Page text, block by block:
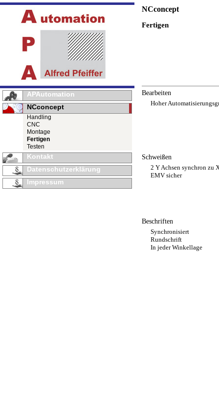
APAutomation
NCconcept
Handling
CNC
Montage
Fertigen
Testen
Kontakt
Datenschutzerklärung
Impressum
NCconcept
Fertigen
Bearbeiten
Hoher
Schweißen
2 Y Achsen synchron zu
EMV sicher
Beschriften
Synchronisiert
Rundschrift
In jeder Winkellage